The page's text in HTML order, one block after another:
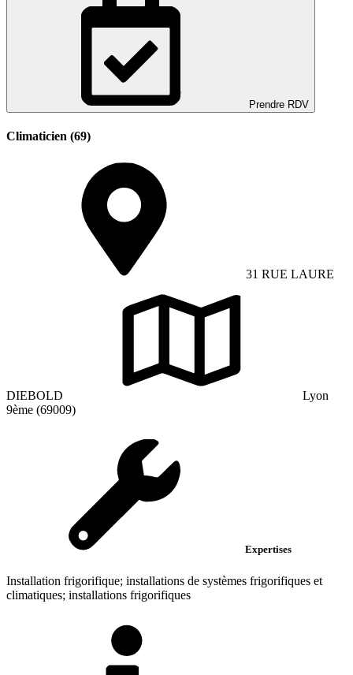
Prendre RDV
Climaticien (69)
31 RUE LAURE
DIEBOLD
Lyon
9ème (69009)
Expertises
Installation frigorifique; installations de systèmes frigorifiques et
climatiques; installations frigorifiques